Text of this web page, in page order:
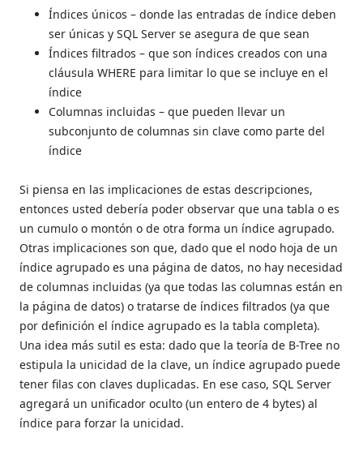
Índices únicos – donde las entradas de índice deben
ser únicas y SQL Server se asegura de que sean
Índices filtrados – que son índices creados con una
cláusula WHERE para limitar lo que se incluye en el
índice
Columnas incluidas – que pueden llevar un
subconjunto de columnas sin clave como parte del
índice
Si piensa en las implicaciones de estas descripciones,
entonces usted debería poder observar que una tabla o es
un cumulo o montón o de otra forma un índice agrupado.
Otras implicaciones son que, dado que el nodo hoja de un
índice agrupado es una página de datos, no hay necesidad
de columnas incluidas (ya que todas las columnas están en
la página de datos) o tratarse de índices filtrados (ya que
por definición el índice agrupado es la tabla completa).
Una idea más sutil es esta: dado que la teoría de B-Tree no
estipula la unicidad de la clave, un índice agrupado puede
tener filas con claves duplicadas. En ese caso, SQL Server
agregará un unificador oculto (un entero de 4 bytes) al
índice para forzar la unicidad.